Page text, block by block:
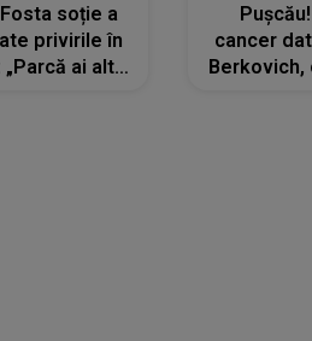
soție a
privirile în
ai altă
cancer